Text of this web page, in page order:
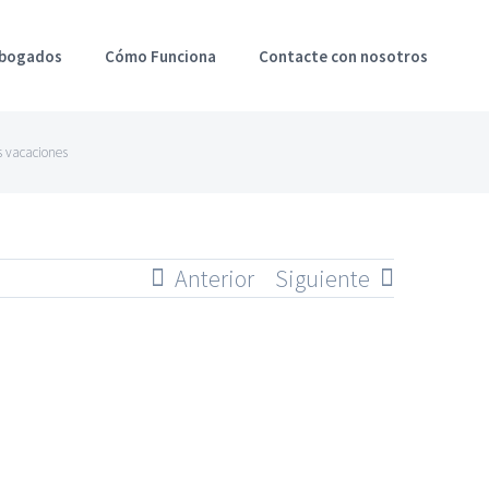
Cómo Funciona Contacte con nosotros
Anterior Siguiente